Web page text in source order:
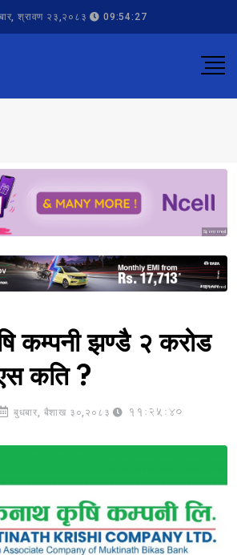
श्रावण २३,२०८३ 09:54:27
Sponsored
Sponsored
कम्पनी झण्डै २ करोड
कति ?
बुधबार, बैशाख ३०,२०८३ 11:25:40